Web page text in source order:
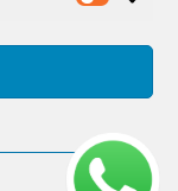
Contacto